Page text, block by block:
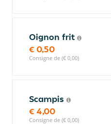
Oignon frit
€ 0,50
Consigne de (€ 0,00)
Scampis
€ 4,00
Consigne de (€ 0,00)